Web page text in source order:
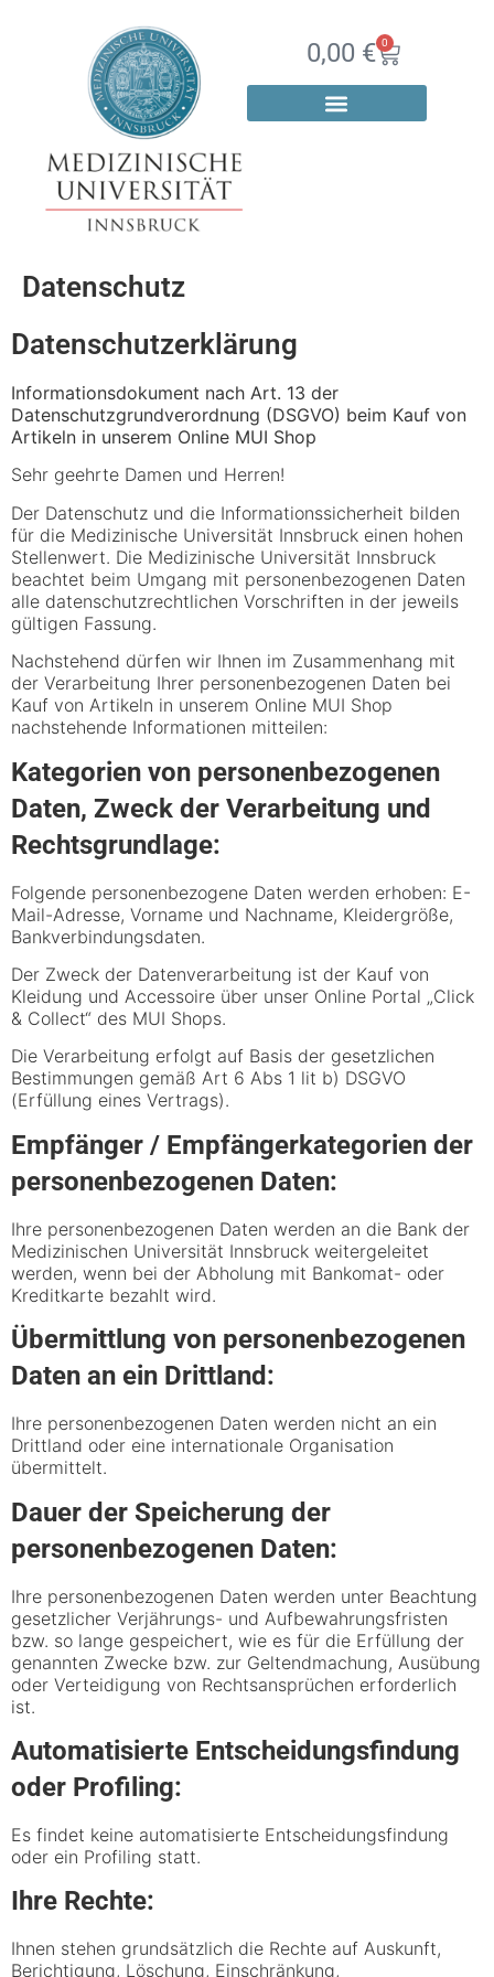
0,00 € 0
Datenschutz
Datenschutzerklärung
Informationsdokument nach Art. 13 der
Datenschutzgrundverordnung (DSGVO) beim Kauf von
Artikeln in unserem Online MUI Shop
Sehr geehrte Damen und Herren!
Der Datenschutz und die Informationssicherheit bilden
für die Medizinische Universität Innsbruck einen hohen
Stellenwert. Die Medizinische Universität Innsbruck
beachtet beim Umgang mit personenbezogenen Daten
alle datenschutzrechtlichen Vorschriften in der jeweils
gültigen Fassung.
Nachstehend dürfen wir Ihnen im Zusammenhang mit
der Verarbeitung Ihrer personenbezogenen Daten bei
Kauf von Artikeln in unserem Online MUI Shop
nachstehende Informationen mitteilen:
Kategorien von personenbezogenen
Daten, Zweck der Verarbeitung und
Rechtsgrundlage:
Folgende personenbezogene Daten werden erhoben: E-
Mail-Adresse, Vorname und Nachname, Kleidergröße,
Bankverbindungsdaten.
Der Zweck der Datenverarbeitung ist der Kauf von
Kleidung und Accessoire über unser Online Portal „Click
& Collect“ des MUI Shops.
Die Verarbeitung erfolgt auf Basis der gesetzlichen
Bestimmungen gemäß Art 6 Abs 1 lit b) DSGVO
(Erfüllung eines Vertrags).
Empfänger / Empfängerkategorien der
personenbezogenen Daten:
Ihre personenbezogenen Daten werden an die Bank der
Medizinischen Universität Innsbruck weitergeleitet
werden, wenn bei der Abholung mit Bankomat- oder
Kreditkarte bezahlt wird.
Übermittlung von personenbezogenen
Daten an ein Drittland:
Ihre personenbezogenen Daten werden nicht an ein
Drittland oder eine internationale Organisation
übermittelt.
Dauer der Speicherung der
personenbezogenen Daten:
Ihre personenbezogenen Daten werden unter Beachtung
gesetzlicher Verjährungs- und Aufbewahrungsfristen
bzw. so lange gespeichert, wie es für die Erfüllung der
genannten Zwecke bzw. zur Geltendmachung, Ausübung
oder Verteidigung von Rechtsansprüchen erforderlich
ist.
Automatisierte Entscheidungsfindung
oder Profiling:
Es findet keine automatisierte Entscheidungsfindung
oder ein Profiling statt.
Ihre Rechte:
Ihnen stehen grundsätzlich die Rechte auf Auskunft,
Berichtigung, Löschung, Einschränkung,